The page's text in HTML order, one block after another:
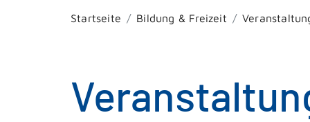
Startseite Bildung & Freizeit